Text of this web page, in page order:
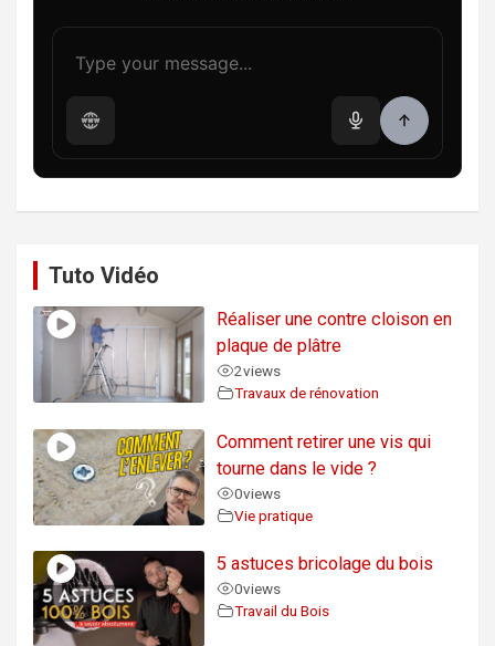
Tuto Vidéo
Réaliser une contre cloison en
plaque de plâtre
2views
Travaux de rénovation
Comment retirer une vis qui
tourne dans le vide ?
0views
Vie pratique
5 astuces bricolage du bois
0views
Travail du Bois